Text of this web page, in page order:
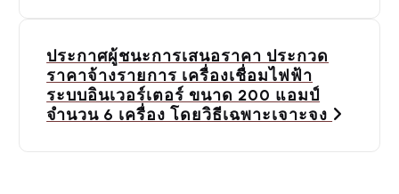
ประกาศผู้ชนะการเสนอราคา ประกวด
ราคาจ้างรายการ เครื่องเชื่อมไฟฟ้า
ระบบอินเวอร์เตอร์ ขนาด 200 แอมป์
จำนวน 6 เครื่อง โดยวิธีเฉพาะเจาะจง